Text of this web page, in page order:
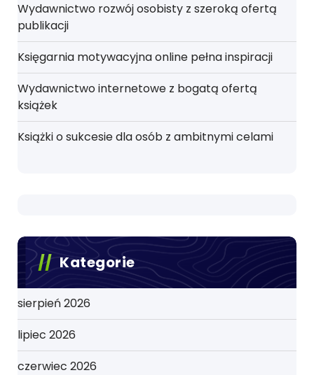
Wydawnictwo rozwój osobisty z szeroką ofertą
publikacji
Księgarnia motywacyjna online pełna inspiracji
Wydawnictwo internetowe z bogatą ofertą
książek
Książki o sukcesie dla osób z ambitnymi celami
Kategorie
sierpień 2026
lipiec 2026
czerwiec 2026